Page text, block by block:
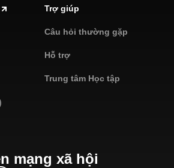
Trợ giúp
Câu hỏi thường gặp
Hỗ trợ
Trung tâm Học tập
mạng xã hội